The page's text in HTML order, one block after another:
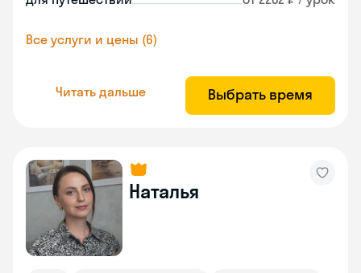
Все услуги и цены (6)
Читать дальше Выбрать время
Наталья